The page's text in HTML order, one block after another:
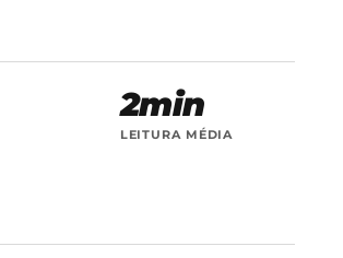
2min
LEITURA MÉDIA